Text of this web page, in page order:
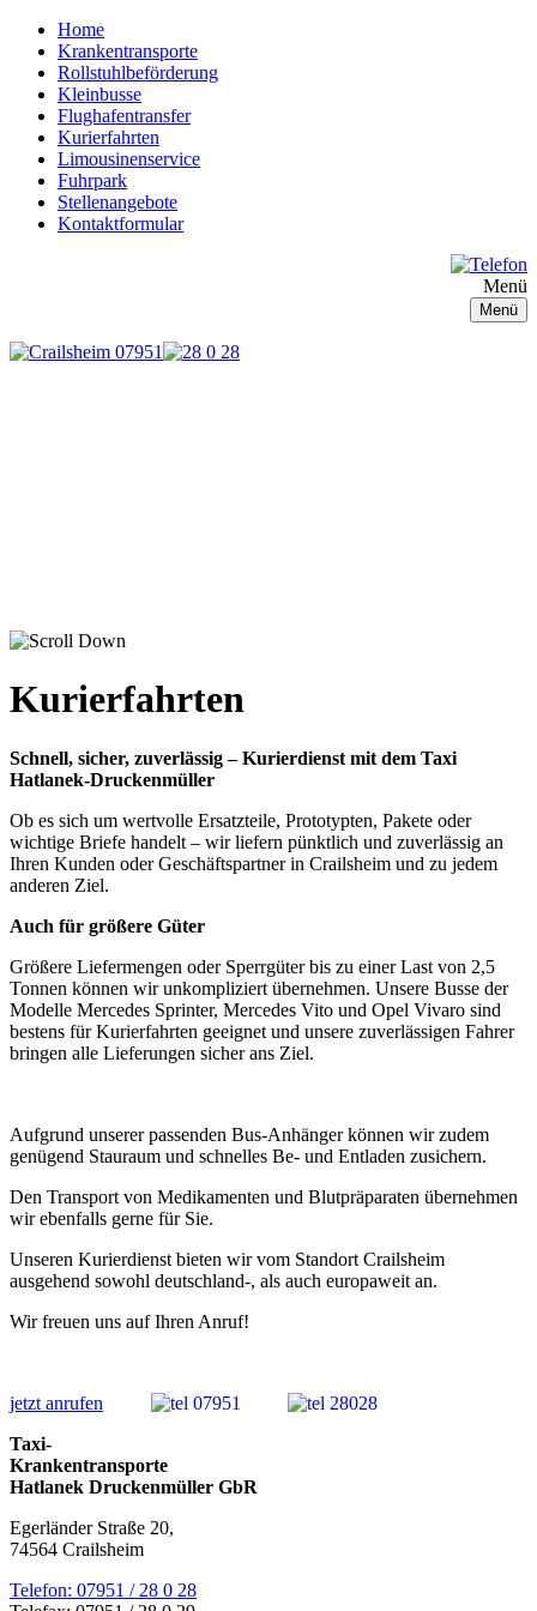
Home
Krankentransporte
Rollstuhlbeförderung
Kleinbusse
Flughafentransfer
Kurierfahrten
Limousinenservice
Fuhrpark
Stellenangebote
Kontaktformular
Menü
Menü
Kurierfahrten
Schnell, sicher, zuverlässig – Kurierdienst mit dem Taxi
Hatlanek-Druckenmüller
Ob es sich um wertvolle Ersatzteile, Prototypten, Pakete oder
wichtige Briefe handelt – wir liefern pünktlich und zuverlässig an
Ihren Kunden oder Geschäftspartner in Crailsheim und zu jedem
anderen Ziel.
Auch für größere Güter
Größere Liefermengen oder Sperrgüter bis zu einer Last von 2,5
Tonnen können wir unkompliziert übernehmen. Unsere Busse der
Modelle Mercedes Sprinter, Mercedes Vito und Opel Vivaro sind
bestens für Kurierfahrten geeignet und unsere zuverlässigen Fahrer
bringen alle Lieferungen sicher ans Ziel.
Aufgrund unserer passenden Bus-Anhänger können wir zudem
genügend Stauraum und schnelles Be- und Entladen zusichern.
Den Transport von Medikamenten und Blutpräparaten übernehmen
wir ebenfalls gerne für Sie.
Unseren Kurierdienst bieten wir vom Standort Crailsheim
ausgehend sowohl deutschland-, als auch europaweit an.
Wir freuen uns auf Ihren Anruf!
jetzt anrufen
Taxi-
Krankentransporte
Hatlanek Druckenmüller GbR
Egerländer Straße 20,
74564 Crailsheim
Telefon: 07951 / 28 0 28